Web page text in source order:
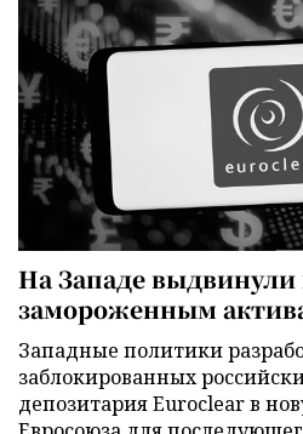
На Западе
замороженным
Западные политики
заблокированных
депозитария Euroclear в